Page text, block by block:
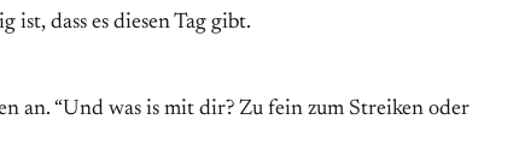
dass es diesen Tag gibt.
an. “Und was is mit dir? Zu fein zum Streiken oder